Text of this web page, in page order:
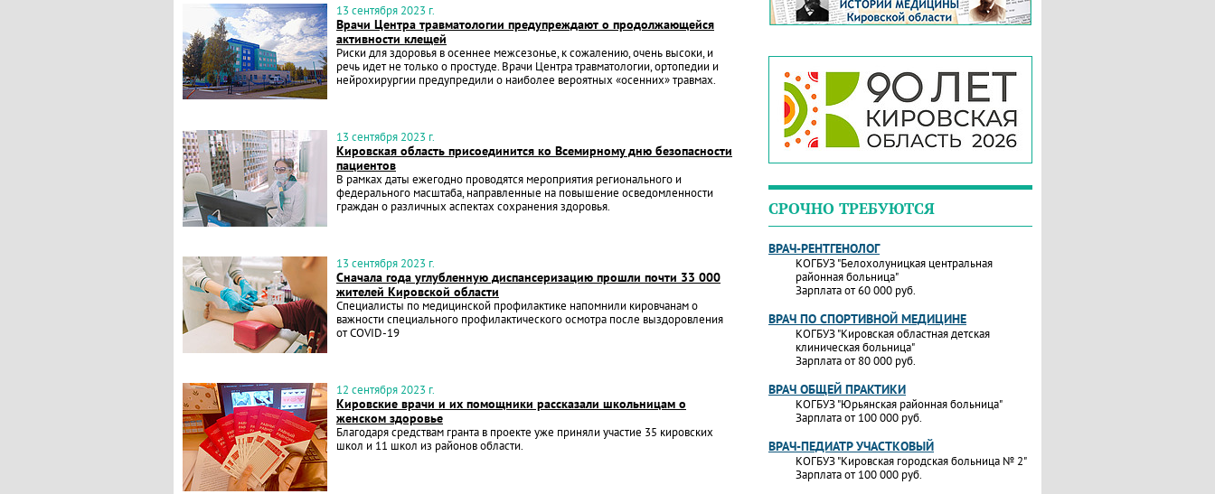
13 сентября 2023 г.
Врачи Центра травматологии предупреждают о продолжающейся
активности клещей
Риски для здоровья в осеннее межсезонье, к сожалению, очень высоки, и
речь идет не только о простуде. Врачи Центра травматологии, ортопедии и
нейрохирургии предупредили о наиболее вероятных «осенних» травмах.
13 сентября 2023 г.
Кировская область присоединится ко Всемирному дню безопасности
пациентов
В рамках даты ежегодно проводятся мероприятия регионального и
федерального масштаба, направленные на повышение осведомленности
граждан о различных аспектах сохранения здоровья.
13 сентября 2023 г.
Сначала года углубленную диспансеризацию прошли почти 33 000
жителей Кировской области
Специалисты по медицинской профилактике напомнили кировчанам о
важности специального профилактического осмотра после выздоровления
от COVID-19
12 сентября 2023 г.
Кировские врачи и их помощники рассказали школьницам о
женском здоровье
Благодаря средствам гранта в проекте уже приняли участие 35 кировских
школ и 11 школ из районов области.
СРОЧНО ТРЕБУЮТСЯ
ВРАЧ-РЕНТГЕНОЛОГ
КОГБУЗ "Белохолуницкая центральная
районная больница"
Зарплата от 60 000 руб.
ВРАЧ ПО СПОРТИВНОЙ МЕДИЦИНЕ
КОГБУЗ "Кировская областная детская
клиническая больница"
Зарплата от 80 000 руб.
ВРАЧ ОБЩЕЙ ПРАКТИКИ
КОГБУЗ "Юрьянская районная больница"
Зарплата от 100 000 руб.
ВРАЧ-ПЕДИАТР УЧАСТКОВЫЙ
КОГБУЗ "Кировская городская больница № 2"
Зарплата от 100 000 руб.